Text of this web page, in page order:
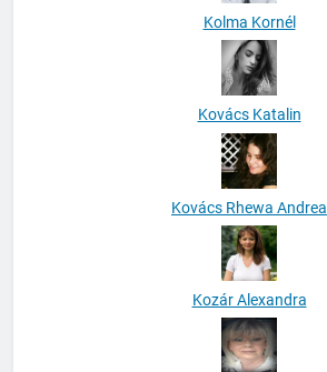
Kolma Kornél
Kovács Katalin
Kovács Rhewa Andrea
Kozár Alexandra